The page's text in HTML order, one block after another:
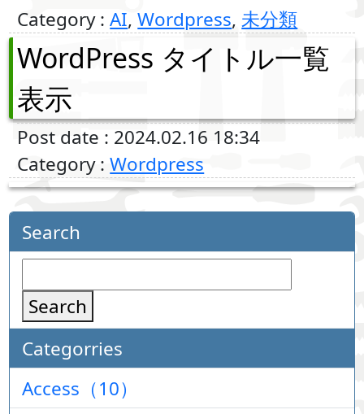
Category :AI,Wordpress,未分類
WordPress タイトル一覧
表示
Post date : 2024.02.16 18:34
Category :Wordpress
Search
Search
Categorries
Access（10）